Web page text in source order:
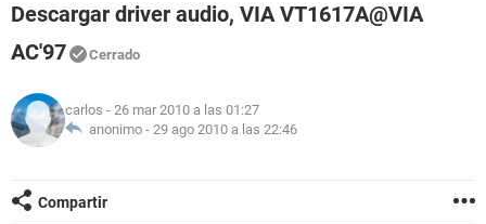
Descargar driver audio, VIA VT1617A@VIA
AC'97
Cerrado
carlos - 26 mar 2010 a las 01:27
anonimo - 29 ago 2010 a las 22:46
Compartir